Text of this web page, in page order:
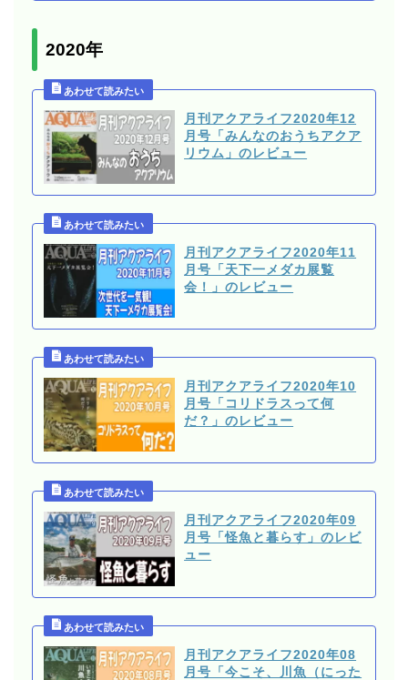
2020年
月刊アクアライフ2020年12
月号「みんなのおうちアクア
リウム」のレビュー
月刊アクアライフ2020年11
月号「天下一メダカ展覧
会！」のレビュー
月刊アクアライフ2020年10
月号「コリドラスって何
だ？」のレビュー
月刊アクアライフ2020年09
月号「怪魚と暮らす」のレビ
ュー
月刊アクアライフ2020年08
月号「今こそ、川魚（にった